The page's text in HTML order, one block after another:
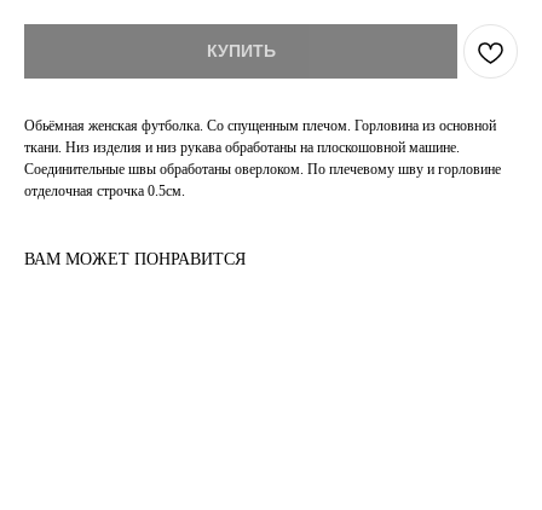
КУПИТЬ
Обьёмная женская футболка. Со спущенным плечом. Горловина из основной
ткани. Низ изделия и низ рукава обработаны на плоскошовной машине.
Соединительные швы обработаны оверлоком. По плечевому шву и горловине
отделочная строчка 0.5см.
ВАМ МОЖЕТ ПОНРАВИТСЯ